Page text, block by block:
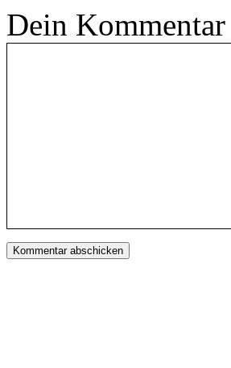
Dein Kommentar